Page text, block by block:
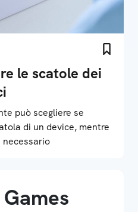
le scatole dei
può scegliere se
di un device, mentre
necessario